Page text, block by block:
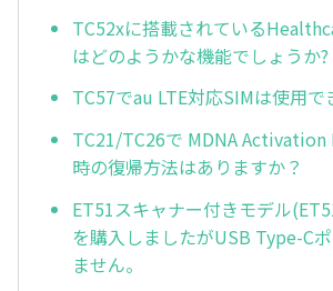
TC52xに搭載されている
はどのようかな機能でしょうか?
TC57でau LTE対応SIMは使用で
TC21/TC26で MDNA Activation
時の復帰方法はありますか？
ET51スキャナー付きモデル
を購入しましたがUSB Type-C
ません。